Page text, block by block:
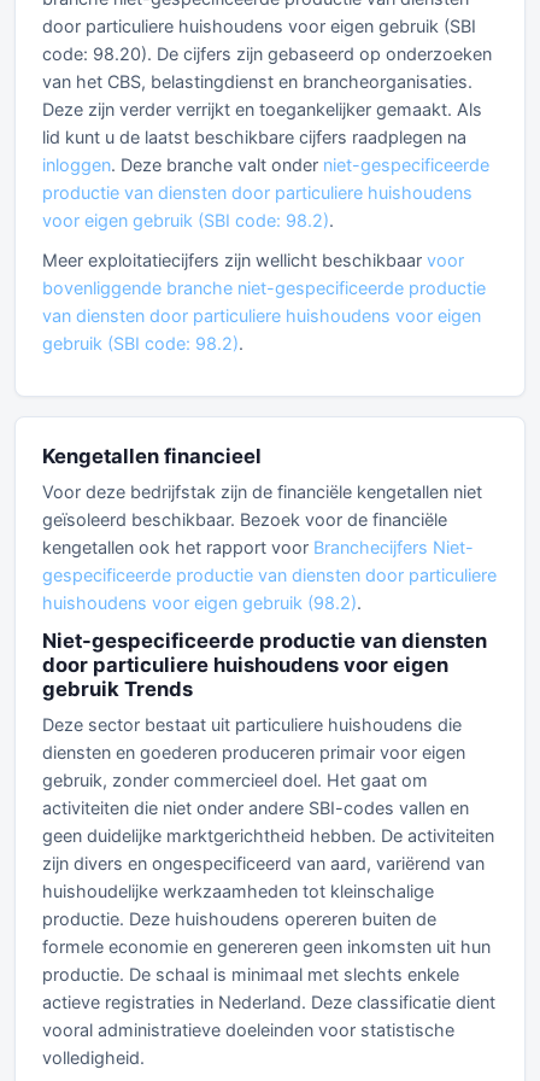
door particuliere huishoudens voor eigen gebruik (SBI
code: 98.20). De cijfers zijn gebaseerd op onderzoeken
van het CBS, belastingdienst en brancheorganisaties.
Deze zijn verder verrijkt en toegankelijker gemaakt. Als
lid kunt u de laatst beschikbare cijfers raadplegen na
inloggen. Deze branche valt onder niet-gespecificeerde
productie van diensten door particuliere huishoudens
voor eigen gebruik (SBI code: 98.2).
Meer exploitatiecijfers zijn wellicht beschikbaar voor
bovenliggende branche niet-gespecificeerde productie
van diensten door particuliere huishoudens voor eigen
gebruik (SBI code: 98.2).
Kengetallen financieel
Voor deze bedrijfstak zijn de financiële kengetallen niet
geïsoleerd beschikbaar. Bezoek voor de financiële
kengetallen ook het rapport voor Branchecijfers Niet-
gespecificeerde productie van diensten door particuliere
huishoudens voor eigen gebruik (98.2).
Niet-gespecificeerde productie van diensten
door particuliere huishoudens voor eigen
gebruik Trends
Deze sector bestaat uit particuliere huishoudens die
diensten en goederen produceren primair voor eigen
gebruik, zonder commercieel doel. Het gaat om
activiteiten die niet onder andere SBI-codes vallen en
geen duidelijke marktgerichtheid hebben. De activiteiten
zijn divers en ongespecificeerd van aard, variërend van
huishoudelijke werkzaamheden tot kleinschalige
productie. Deze huishoudens opereren buiten de
formele economie en genereren geen inkomsten uit hun
productie. De schaal is minimaal met slechts enkele
actieve registraties in Nederland. Deze classificatie dient
vooral administratieve doeleinden voor statistische
volledigheid.